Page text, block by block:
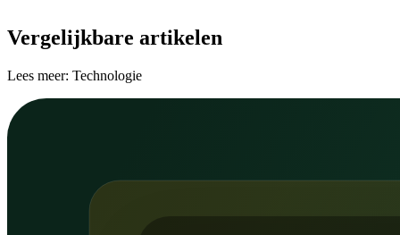
Vergelijkbare artikelen
Lees meer: Technologie